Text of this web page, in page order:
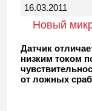
16.03.2011
Новый
Датчик
низким током
от ложных